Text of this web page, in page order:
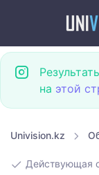
на этой
Univision.kz
Действующая